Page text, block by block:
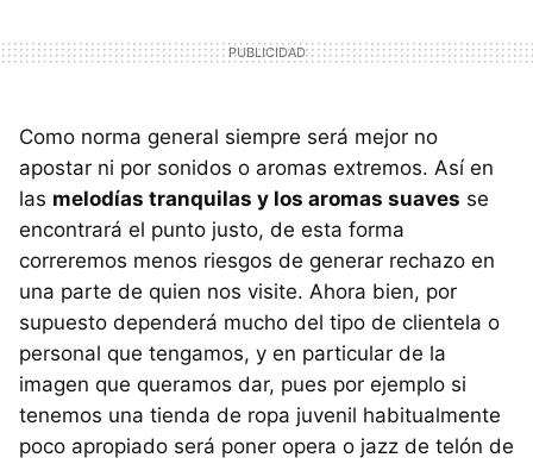
Como norma general siempre será mejor no
apostar ni por sonidos o aromas extremos. Así en
las melodías tranquilas y los aromas suaves se
encontrará el punto justo, de esta forma
correremos menos riesgos de generar rechazo en
una parte de quien nos visite. Ahora bien, por
supuesto dependerá mucho del tipo de clientela o
personal que tengamos, y en particular de la
imagen que queramos dar, pues por ejemplo si
tenemos una tienda de ropa juvenil habitualmente
poco apropiado será poner opera o jazz de telón de